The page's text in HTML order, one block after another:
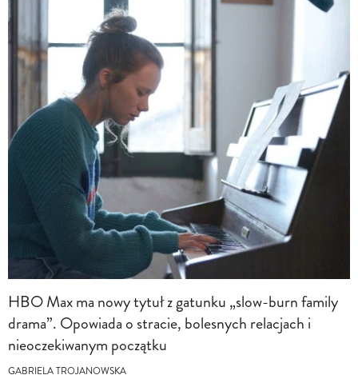
HBO Max ma nowy tytuł z gatunku „slow-burn family
drama”. Opowiada o stracie, bolesnych relacjach i
nieoczekiwanym początku
GABRIELA TROJANOWSKA